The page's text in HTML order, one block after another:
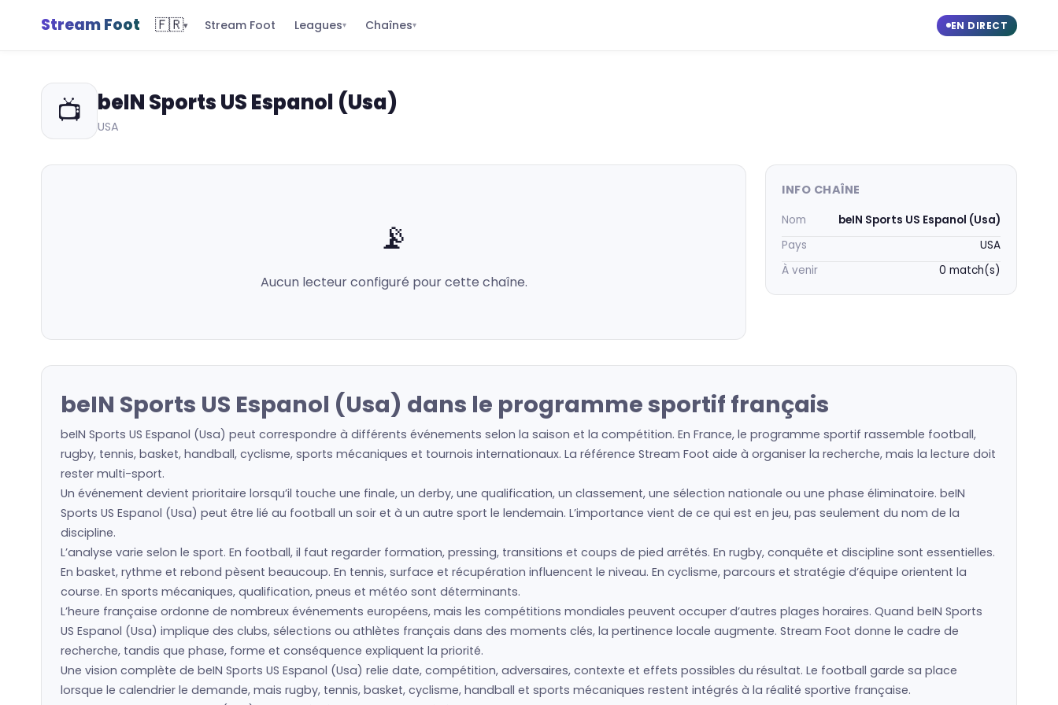
Stream Foot 🇫🇷▾ Stream Foot Leagues▾ Chaînes▾ EN DIRECT
📺 beIN Sports US Espanol (Usa)
USA
📡
Aucun lecteur configuré pour cette chaîne.
INFO CHAÎNE
Nom
beIN Sports US Espanol (Usa)
Pays
USA
À venir
0 match(s)
beIN Sports US Espanol (Usa) dans le programme sportif français
beIN Sports US Espanol (Usa) peut correspondre à différents événements selon la saison et la compétition. En France, le programme sportif rassemble football,
rugby, tennis, basket, handball, cyclisme, sports mécaniques et tournois internationaux. La référence Stream Foot aide à organiser la recherche, mais la lecture doit
rester multi-sport.
Un événement devient prioritaire lorsqu’il touche une finale, un derby, une qualification, un classement, une sélection nationale ou une phase éliminatoire. beIN
Sports US Espanol (Usa) peut être lié au football un soir et à un autre sport le lendemain. L’importance vient de ce qui est en jeu, pas seulement du nom de la
discipline.
L’analyse varie selon le sport. En football, il faut regarder formation, pressing, transitions et coups de pied arrêtés. En rugby, conquête et discipline sont essentielles.
En basket, rythme et rebond pèsent beaucoup. En tennis, surface et récupération influencent le niveau. En cyclisme, parcours et stratégie d’équipe orientent la
course. En sports mécaniques, qualification, pneus et météo sont déterminants.
L’heure française ordonne de nombreux événements européens, mais les compétitions mondiales peuvent occuper d’autres plages horaires. Quand beIN Sports
US Espanol (Usa) implique des clubs, sélections ou athlètes français dans des moments clés, la pertinence locale augmente. Stream Foot donne le cadre de
recherche, tandis que phase, forme et conséquence expliquent la priorité.
Une vision complète de beIN Sports US Espanol (Usa) relie date, compétition, adversaires, contexte et effets possibles du résultat. Le football garde sa place
lorsque le calendrier le demande, mais rugby, tennis, basket, cyclisme, handball et sports mécaniques restent intégrés à la réalité sportive française.